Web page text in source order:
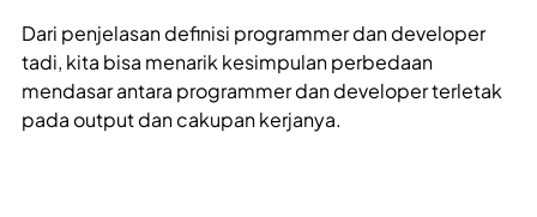
Dari penjelasan definisi programmer dan developer
tadi, kita bisa menarik kesimpulan perbedaan
mendasar antara programmer dan developer terletak
pada output dan cakupan kerjanya.